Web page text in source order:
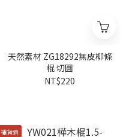
天然素材 ZG18292無皮柳條
棍 切圓
NT$220
補貨到